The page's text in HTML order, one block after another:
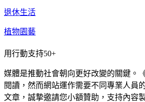
退休生活
植物園藝
用行動支持50+
媒體是推動社會朝向更好改變的關鍵。
閱讀，然而網站運作需要不同專業人員
文章，誠摯邀請您小額贊助，支持內容